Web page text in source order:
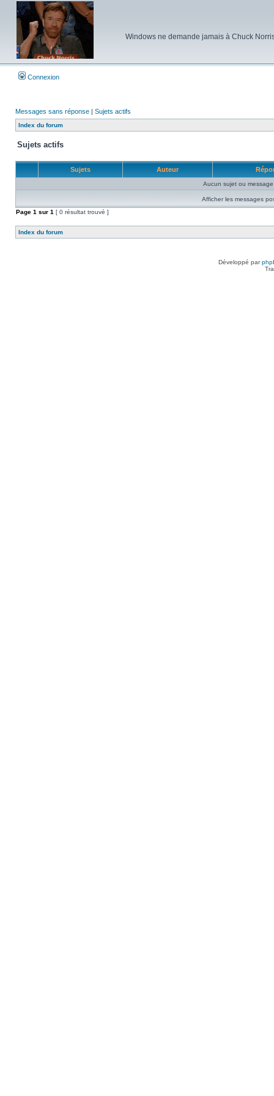
Windows ne demande jamais à Chuck
Connexion
Messages sans réponse | Sujets actifs
Index du forum
Sujets actifs
Sujets Auteur
Aucun sujet ou
Afficher les messages
Page 1 sur 1 [ 0 résultat trouvé ]
Index du forum
Développé par